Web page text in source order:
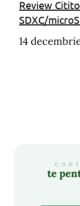
Review
SDXC/
14